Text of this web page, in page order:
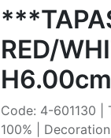
RED/
H6.00cm
Code: 4-601130 |
100% |